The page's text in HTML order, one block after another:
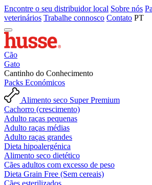
Encontre o seu distribuidor local Sobre nós
veterinários Trabalhe connosco Contato PT
Cão
Gato
Cantinho do Conhecimento
Packs Económicos
Alimento seco Super Premium
Cachorro (crescimento)
Adulto raças pequenas
Adulto raças médias
Adulto raças grandes
Dieta hipoalergénica
Alimento seco dietético
Cães adultos com excesso de peso
Dieta Grain Free (Sem cereais)
Cães esterilizados